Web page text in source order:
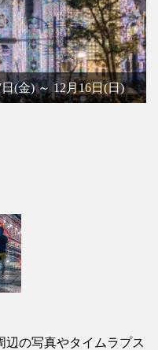
(金) ～ 12月16日(日)
辺の写真やタイムラプス